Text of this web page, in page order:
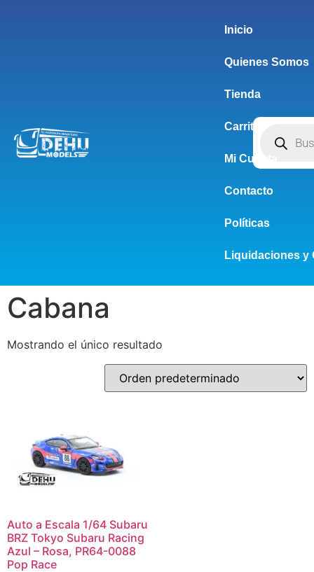
Inicio
Quienes Somos
Tienda
Carrito
Mi Cuenta
Contacto
Políticas
Liquidaciones y
Cabana
Mostrando el único resultado
Auto a Escala 1/64 Subaru
BRZ Tokyo Subaru Racing
Azul – Rosa, PR64-0088
Pop Race